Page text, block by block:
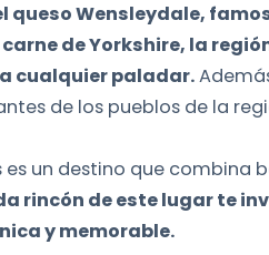
queso Wensleydale,
de Yorkshire, la
cualquier paladar.
de los pueblos de la
es un destino que combina
rincón de este lugar te
y memorable.